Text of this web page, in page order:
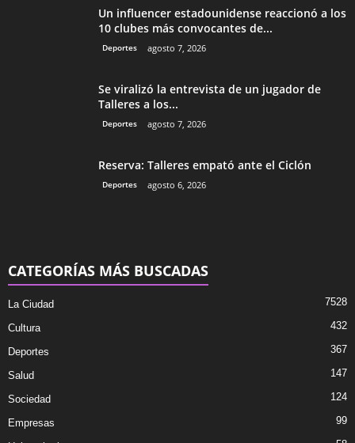
Un influencer estadounidense reaccionó a los
10 clubes más convocantes de...
Deportes agosto 7, 2026
Se viralizó la entrevista de un jugador de
Talleres a los...
Deportes agosto 7, 2026
Reserva: Talleres empató ante el Ciclón
Deportes agosto 6, 2026
CATEGORÍAS MÁS BUSCADAS
La Ciudad 7528
Cultura 432
Deportes 367
Salud 147
Sociedad 124
Empresas 99